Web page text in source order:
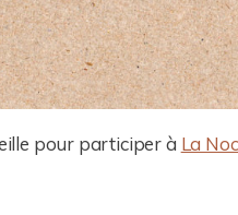
pour participer à La